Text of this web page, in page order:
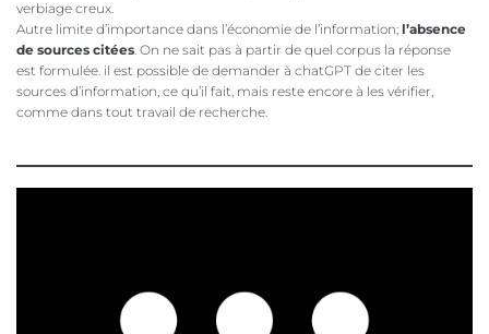
verbiage creux.
Autre limite d’importance dans l’économie de l’information; l’absence
de sources citées . On ne sait pas à partir de quel corpus la réponse
est formulée. il est possible de demander à chatGPT de citer les
sources d’information, ce qu’il fait, mais reste encore à les vérifier,
comme dans tout travail de recherche.